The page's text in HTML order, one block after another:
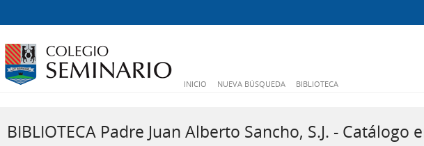
INICIO NUEVA BÚSQUEDA BIBLIOTECA
BIBLIOTECA Padre Juan Alberto Sancho, S.J. - Catálogo